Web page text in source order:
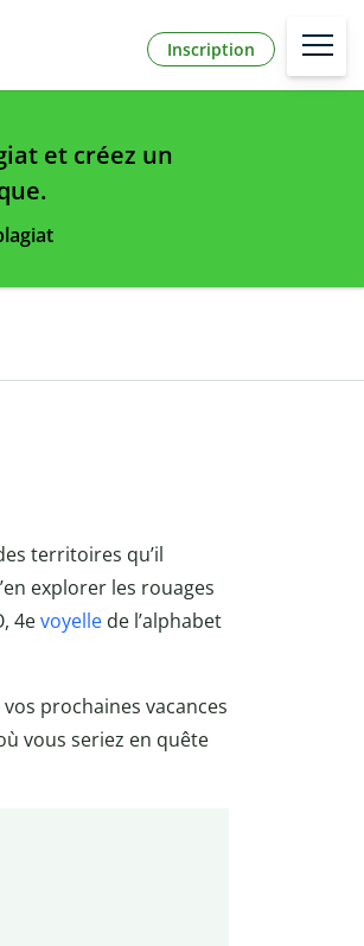
Inscription
et créez un
territoires qu’il
explorer les rouages
4evoyelle de l’alphabet
prochaines vacances
vous seriez en quête